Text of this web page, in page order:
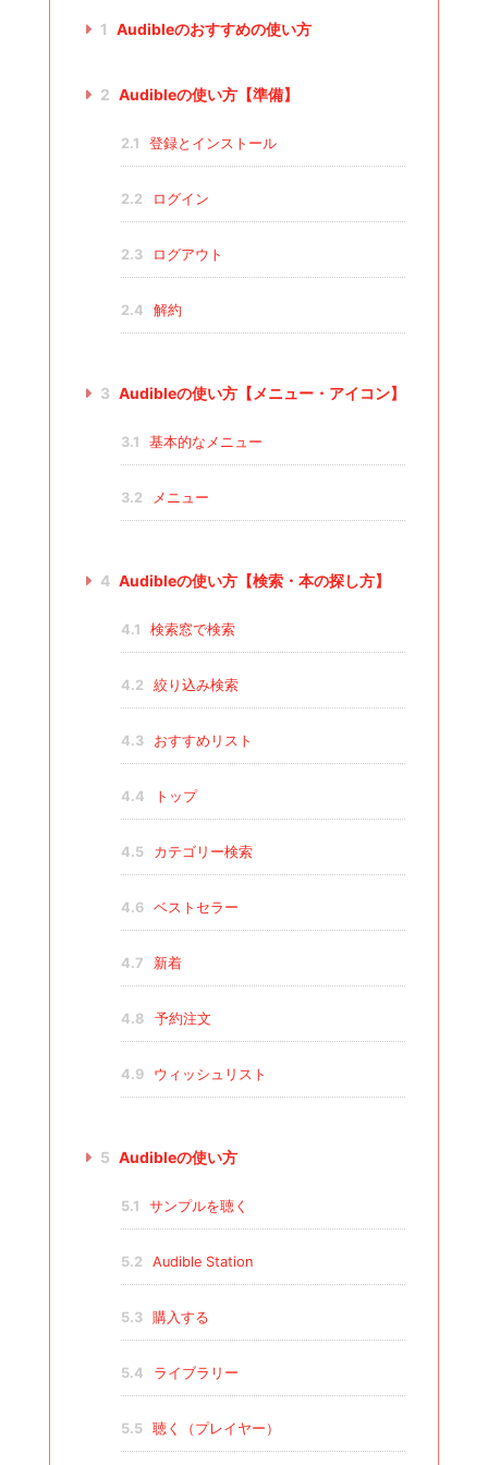
1 Audibleのおすすめの使い方
2 Audibleの使い方【準備】
2.1 登録とインストール
2.2 ログイン
2.3 ログアウト
2.4 解約
3 Audibleの使い方【メニュー・アイコン】
3.1 基本的なメニュー
3.2 メニュー
4 Audibleの使い方【検索・本の探し方】
4.1 検索窓で検索
4.2 絞り込み検索
4.3 おすすめリスト
4.4 トップ
4.5 カテゴリー検索
4.6 ベストセラー
4.7 新着
4.8 予約注文
4.9 ウィッシュリスト
5 Audibleの使い方
5.1 サンプルを聴く
5.2 Audible Station
5.3 購入する
5.4 ライブラリー
5.5 聴く（プレイヤー）